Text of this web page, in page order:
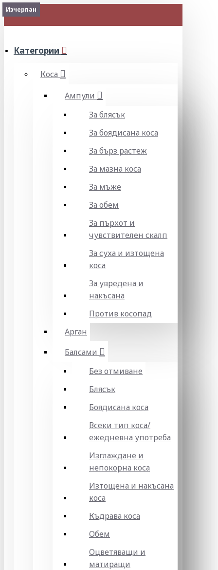
МЕНЮ
Категории
Коса
Ампули
За блясък
За боядисана коса
За бърз растеж
За мазна коса
За мъже
За обем
За пърхот и
чувствителен скалп
За суха и изтощена
коса
За увредена и
накъсана
Против косопад
Арган
Балсами
Без отмиване
Блясък
Боядисана коса
Всеки тип коса/
ежедневна употреба
Изглаждане и
непокорна коса
Изтощена и накъсана
коса
Къдрава коса
Обем
Оцветяващи и
матиращи
Изчерпан
Изчерпан